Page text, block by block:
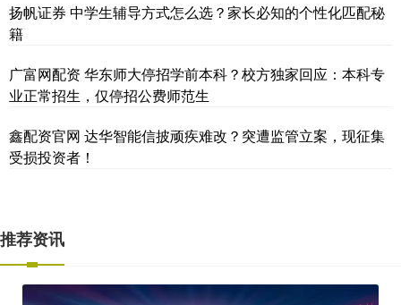
扬帆证券 中学生辅导方式怎么选？家长必知的个性化匹配秘
籍
广富网配资 华东师大停招学前本科？校方独家回应：本科专
业正常招生，仅停招公费师范生
鑫配资官网 达华智能信披顽疾难改？突遭监管立案，现征集
受损投资者！
推荐资讯